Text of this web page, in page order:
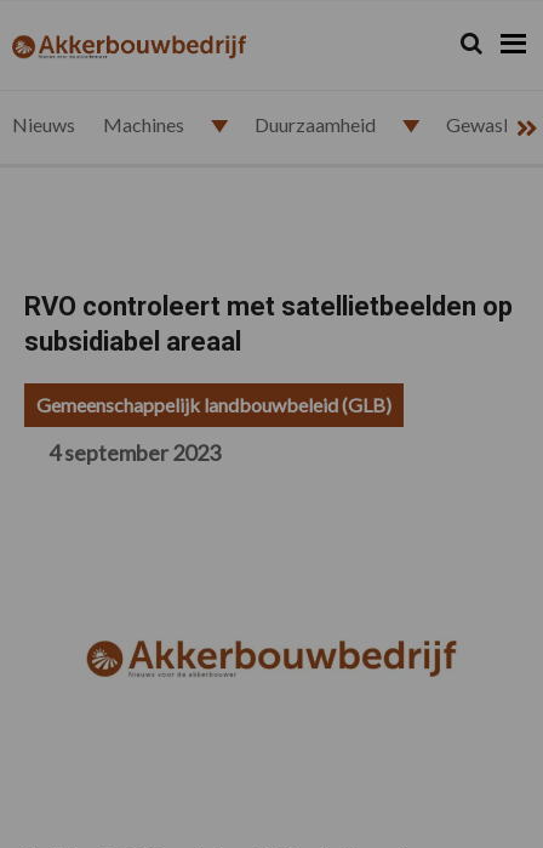
de
de
de
de
akkerbouwbedrijf.nl Zoeken...
Zoek
Nieuws Machines Duurzaamheid
RVO controleert met satellietbeelden op
subsidiabel areaal
Gemeenschappelijk landbouwbeleid (GLB)
4 september 2023